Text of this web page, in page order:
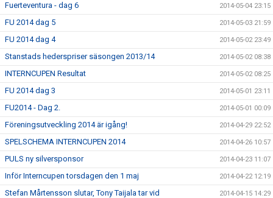
Fuerteventura - dag 6 2014-05-04 23:15
FU 2014 dag 5 2014-05-03 21:59
FU 2014 dag 4 2014-05-02 23:49
Stanstads hederspriser säsongen 2013/14 2014-05-02 08:38
INTERNCUPEN Resultat 2014-05-02 08:25
FU 2014 dag 3 2014-05-01 23:11
FU2014 - Dag 2. 2014-05-01 00:09
Föreningsutveckling 2014 är igång! 2014-04-29 22:52
SPELSCHEMA INTERNCUPEN 2014 2014-04-26 10:57
PULS ny silversponsor 2014-04-23 11:07
Inför Interncupen torsdagen den 1 maj 2014-04-22 12:19
Stefan Mårtensson slutar, Tony Taijala tar vid 2014-04-15 14:29